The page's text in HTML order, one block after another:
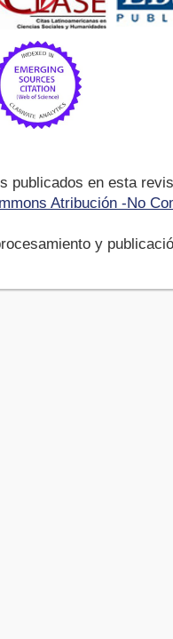
publicados en esta
Atribución -No
y